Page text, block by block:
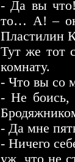
- Да вы
то… А! – он
Пластилин
Тут же тот
комнату.
- Что вы со
- Не боись,
- Да мне
- Ничего